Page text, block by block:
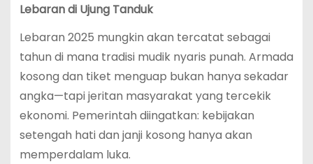
Lebaran di Ujung Tanduk
Lebaran 2025 mungkin akan tercatat sebagai
tahun di mana tradisi mudik nyaris punah. Armada
kosong dan tiket menguap bukan hanya sekadar
angka—tapi jeritan masyarakat yang tercekik
ekonomi. Pemerintah diingatkan: kebijakan
setengah hati dan janji kosong hanya akan
memperdalam luka.